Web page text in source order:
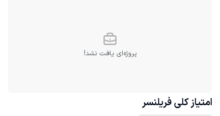
پروژه‌ای یافت نشد!
امتیاز کلی فریلنسر